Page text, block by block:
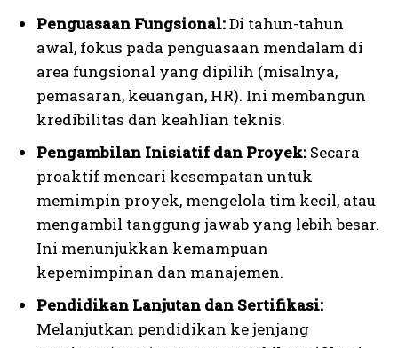
Penguasaan Fungsional:Di tahun-tahun
awal, fokus pada penguasaan mendalam di
area fungsional yang dipilih (misalnya,
pemasaran, keuangan, HR). Ini membangun
kredibilitas dan keahlian teknis.
Pengambilan Inisiatif dan Proyek: Secara
proaktif mencari kesempatan untuk
memimpin proyek, mengelola tim kecil, atau
mengambil tanggung jawab yang lebih besar.
Ini menunjukkan kemampuan
kepemimpinan dan manajemen.
Pendidikan Lanjutan dan Sertifikasi:
Melanjutkan pendidikan ke jenjang